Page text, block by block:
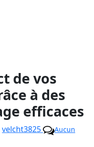
de vos
à des
efficaces
velcht3825
Aucun